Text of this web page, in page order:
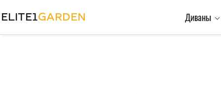
ELITE1GARDEN Диваны